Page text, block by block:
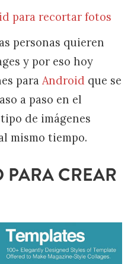
para recortar fotos
personas quieren
y por eso hoy
para Android que se
a paso en el
de imágenes
mismo tiempo.
CREAR